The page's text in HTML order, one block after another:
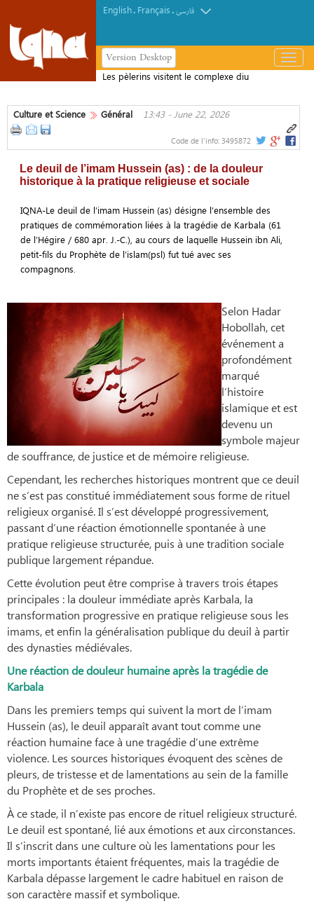
English. Français.فارسی
Version Desktop
باز
و
Les pèlerins visitent le complexe diu
Culture et Science
Général 13:43 - June 22, 2026
Code de l'info: 3495872
Le deuil de l’imam Hussein (as) : de la douleur
historique à la pratique religieuse et sociale
IQNA-Le deuil de l’imam Hussein (as) désigne l’ensemble des
pratiques de commémoration liées à la tragédie de Karbala (61
de l’Hégire / 680 apr. J.-C.), au cours de laquelle Hussein ibn Ali,
petit-fils du Prophète de l’islam(psl) fut tué avec ses
compagnons.
Selon Hadar
Hobollah, cet
événement a
profondément
marqué
l’histoire
islamique et est
devenu un
symbole majeur
de souffrance, de justice et de mémoire religieuse.
Cependant, les recherches historiques montrent que ce deuil
ne s’est pas constitué immédiatement sous forme de rituel
religieux organisé. Il s’est développé progressivement,
passant d’une réaction émotionnelle spontanée à une
pratique religieuse structurée, puis à une tradition sociale
publique largement répandue.
Cette évolution peut être comprise à travers trois étapes
principales : la douleur immédiate après Karbala, la
transformation progressive en pratique religieuse sous les
imams, et enfin la généralisation publique du deuil à partir
des dynasties médiévales.
Une réaction de douleur humaine après la tragédie de
Karbala
Dans les premiers temps qui suivent la mort de l’imam
Hussein (as), le deuil apparaît avant tout comme une
réaction humaine face à une tragédie d’une extrême
violence. Les sources historiques évoquent des scènes de
pleurs, de tristesse et de lamentations au sein de la famille
du Prophète et de ses proches.
À ce stade, il n’existe pas encore de rituel religieux structuré.
Le deuil est spontané, lié aux émotions et aux circonstances.
Il s’inscrit dans une culture où les lamentations pour les
morts importants étaient fréquentes, mais la tragédie de
Karbala dépasse largement le cadre habituel en raison de
son caractère massif et symbolique.